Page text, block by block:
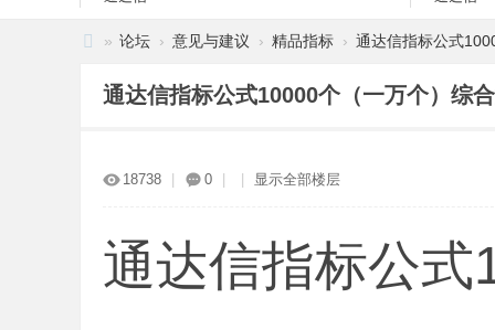
» 论坛 › 意见与建议 › 精品指标 › 通达信指标公式
通达信指标公式10000个（一万个）综
18738 0 显示全部楼层
通达信指标公式